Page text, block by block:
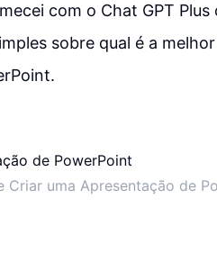
com o Chat GPT
sobre qual é a
Criar uma Apresentação de